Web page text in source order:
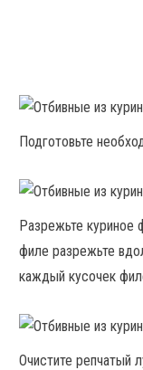
Подготовьте
Разрежьте куриное
филе разрежьте
каждый кусочек
Очистите репчатый